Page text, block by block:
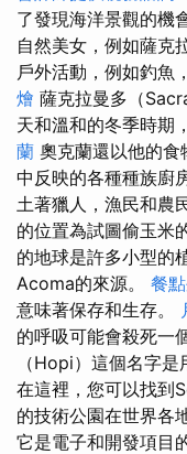
了發現海洋景觀的機
自然美女，例如薩克
戶外活動，例如釣魚
燴 薩克拉曼多（
天和溫和的冬季時期
蘭 奧克蘭還以他的食
中反映的各種種族廚
土著獵人，漁民和農
的位置為試圖偷玉米
的地球是許多小型的
Acoma的來源。 餐
意味著保存和生存。
的呼吸可能會殺死一
（Hopi）這個名字是
在這裡，您可以找到
的技術公園在世界各
它是電子和開發項目